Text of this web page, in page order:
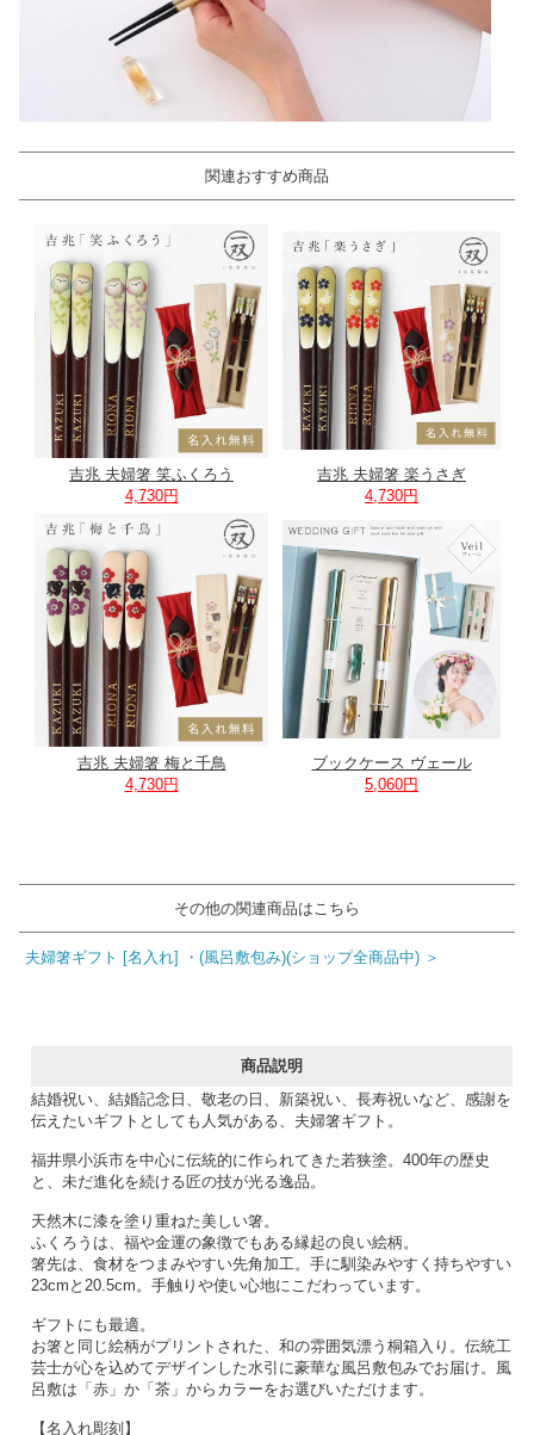
関連おすすめ商品
吉兆 夫婦箸 笑ふくろう
4,730円
吉兆 夫婦箸 楽うさぎ
4,730円
吉兆 夫婦箸 梅と千鳥
4,730円
ブックケース ヴェール
5,060円
その他の関連商品はこちら
夫婦箸ギフト [名入れ] ・(風呂敷包み)(ショップ全商品中) ＞
商品説明
結婚祝い、結婚記念日、敬老の日、新築祝い、長寿祝いなど、感謝を
伝えたいギフトとしても人気がある、夫婦箸ギフト。
福井県小浜市を中心に伝統的に作られてきた若狭塗。400年の歴史
と、未だ進化を続ける匠の技が光る逸品。
天然木に漆を塗り重ねた美しい箸。
ふくろうは、福や金運の象徴でもある縁起の良い絵柄。
箸先は、食材をつまみやすい先角加工。手に馴染みやすく持ちやすい
23cmと20.5cm。手触りや使い心地にこだわっています。
ギフトにも最適。
お箸と同じ絵柄がプリントされた、和の雰囲気漂う桐箱入り。伝統工
芸士が心を込めてデザインした水引に豪華な風呂敷包みでお届け。風
呂敷は「赤」か「茶」からカラーをお選びいただけます。
【名入れ彫刻】